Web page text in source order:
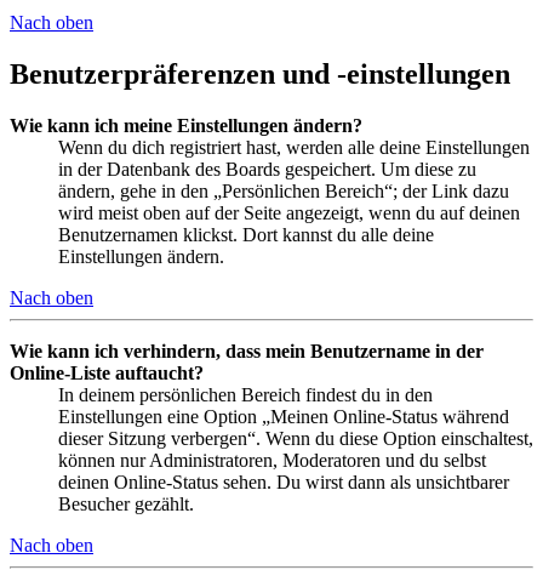
Nach oben
Benutzerpräferenzen und -einstellungen
Wie kann ich meine Einstellungen ändern?
Wenn du dich registriert hast, werden alle deine Einstellungen
in der Datenbank des Boards gespeichert. Um diese zu
ändern, gehe in den „Persönlichen Bereich“; der Link dazu
wird meist oben auf der Seite angezeigt, wenn du auf deinen
Benutzernamen klickst. Dort kannst du alle deine
Einstellungen ändern.
Nach oben
Wie kann ich verhindern, dass mein Benutzername in der
Online-Liste auftaucht?
In deinem persönlichen Bereich findest du in den
Einstellungen eine Option „Meinen Online-Status während
dieser Sitzung verbergen“. Wenn du diese Option einschaltest,
können nur Administratoren, Moderatoren und du selbst
deinen Online-Status sehen. Du wirst dann als unsichtbarer
Besucher gezählt.
Nach oben